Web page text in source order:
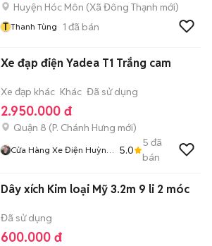
Huyện Hóc Môn (Xã Đông Thạnh mới)
T Thanh Tùng 1 đã bán
Xe đạp điện Yadea T1 Trắng cam
Xe đạp khác Khác Đã sử dụng
2.950.000 đ
Quận 8 (P. Chánh Hưng mới)
Cửa Hàng Xe Điện Huỳnh
5.0
5 đã
bán
Dây xích Kim loại Mỹ 3.2m 9 li 2 móc
Đã sử dụng
600.000 đ